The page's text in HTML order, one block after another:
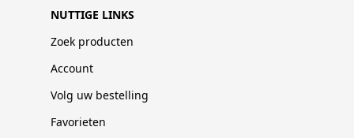
NUTTIGE LINKS
Zoek producten
Account
Volg uw bestelling
Favorieten